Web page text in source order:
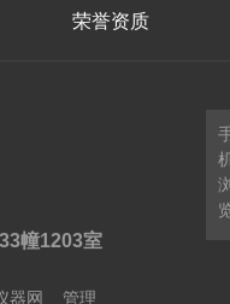
荣誉资质
幢1203室
浏
器网 管理